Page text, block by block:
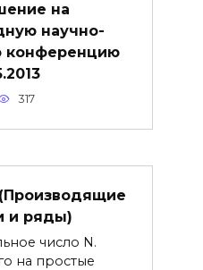
на
научно-
конференцию
317
и ряды)
число N.
на простые